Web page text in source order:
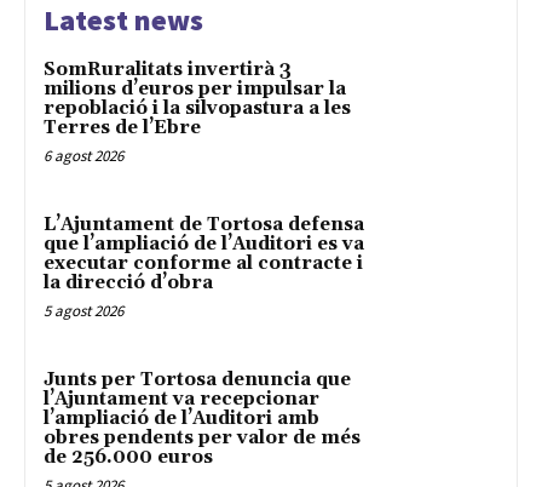
Latest news
SomRuralitats invertirà 3
milions d’euros per impulsar la
repoblació i la silvopastura a les
Terres de l’Ebre
6 agost 2026
L’Ajuntament de Tortosa defensa
que l’ampliació de l’Auditori es va
executar conforme al contracte i
la direcció d’obra
5 agost 2026
Junts per Tortosa denuncia que
l’Ajuntament va recepcionar
l’ampliació de l’Auditori amb
obres pendents per valor de més
de 256.000 euros